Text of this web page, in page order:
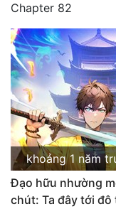
Chapter 82
khoảng 1 năm
Đạo hữu nhường
chút: Ta đây tới đô